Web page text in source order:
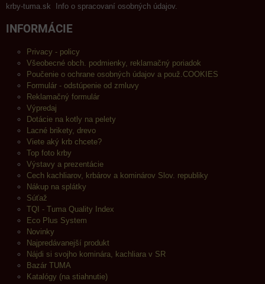
krby-tuma.sk Info o spracovaní osobných údajov.
INFORMÁCIE
Privacy - policy
Všeobecné obch. podmienky, reklamačný poriadok
Poučenie o ochrane osobných údajov a použ.COOKIES
Formulár - odstúpenie od zmluvy
Reklamačný formulár
Výpredaj
Dotácie na kotly na pelety
Lacné brikety, drevo
Viete aký krb chcete?
Top foto krby
Výstavy a prezentácie
Cech kachliarov, krbárov a kominárov Slov. republiky
Nákup na splátky
Súťaž
TQI - Tuma Quality Index
Eco Plus System
Novinky
Najpredávanejší produkt
Nájdi si svojho kominára, kachliara v SR
Bazár TUMA
Katalógy (na stiahnutie)